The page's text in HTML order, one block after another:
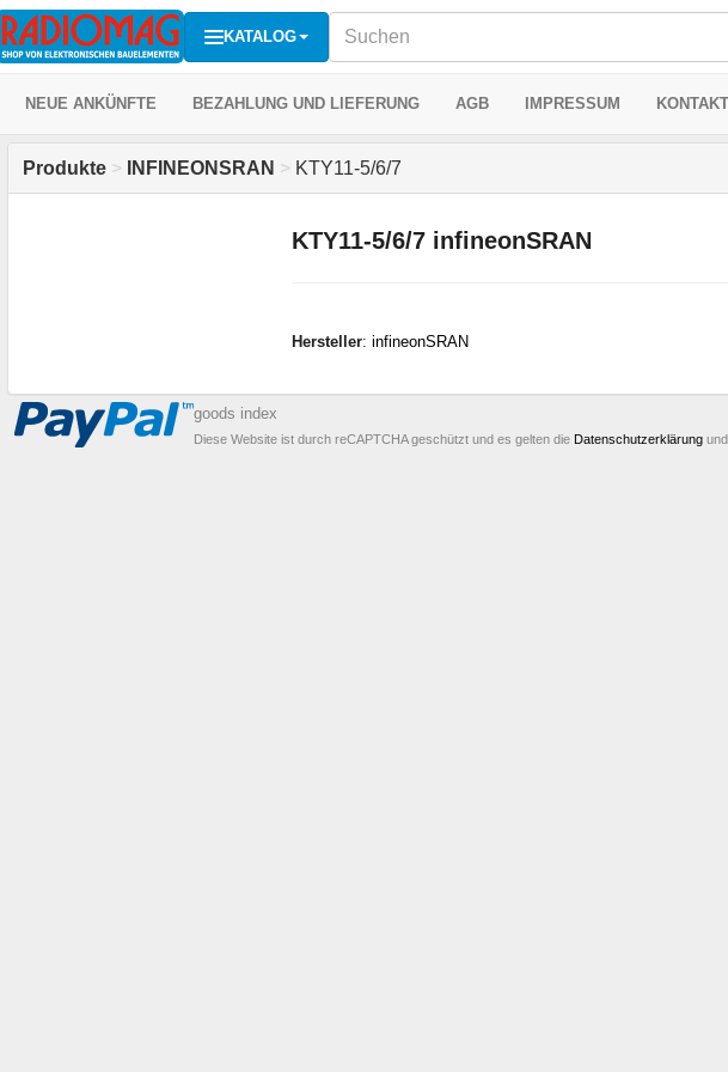
KATALOG
NEUE ANKÜNFTE BEZAHLUNG UND LIEFERUNG AGB IMPRESSUM
Produkte > INFINEONSRAN > KTY11-5/6/7
KTY11-5/6/7 infineonSRAN
Hersteller: infineonSRAN
goods index
Diese Website ist durch reCAPTCHA geschützt und es gelten die Datenschutzerklärung und